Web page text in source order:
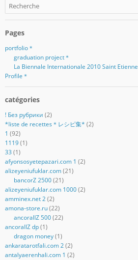
Pages
portfolio＊
graduation project＊
La Biennale Internationale 2010 Saint Etienne
Profile＊
catégories
! Без рубрики (2)
*liste de recettes＊レシピ集* (2)
1 (92)
1119(1)
33 (1)
afyonsosyetepazari.com 1 (2)
alizeyeniufuklar.com(21)
bancorZ 2500(21)
alizeyeniufuklar.com 1000(2)
amminex.net 2(2)
amona-store.ru(22)
ancorallZ 500(22)
ancorallZ dp(1)
dragon money(1)
ankaratarotfali.com 2(2)
antalyaerenhali.com 1 (2)